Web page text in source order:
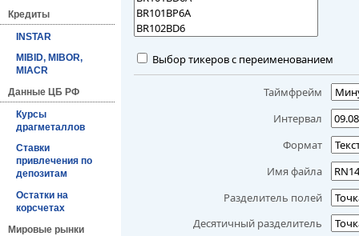
Кредиты
INSTAR
MIBID, MIBOR,
MIACR
Данные ЦБ РФ
Курсы
драгметаллов
Ставки
привлечения по
депозитам
Остатки на
корсчетах
Мировые рынки
Выбор тикеров с переименованием
Таймфрейм
Интервал
Формат
Имя файла
Разделитель полей
Десятичный разделитель